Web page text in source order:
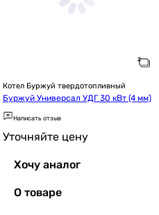
Котел Буржуй твердотопливный
Буржуй Универсал УДГ 30 кВт (4 мм)
Написать отзыв
Уточняйте цену
Хочу аналог
О товаре